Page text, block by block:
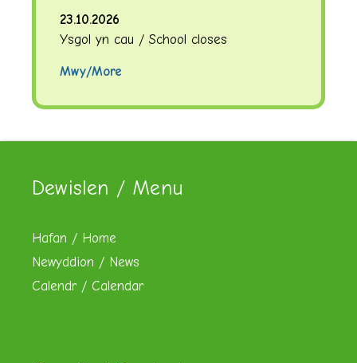
23.10.2026
Ysgol yn cau / School closes
Mwy/More
Dewislen / Menu
Hafan / Home
Newyddion / News
Calendr / Calendar